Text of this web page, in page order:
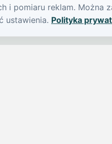
i pomiaru reklam. Można
ustawienia. Polityka